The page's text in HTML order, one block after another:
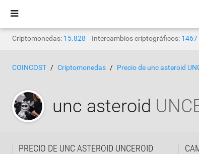
Criptomonedas: 15.828 Intercambios criptográficos: 1467
COINCOST Criptomonedas Precio de unc asteroid
unc asteroid
PRECIO DE UNC ASTEROID UNCEROID